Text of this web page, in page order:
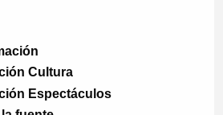
Cultura
Espectáculos